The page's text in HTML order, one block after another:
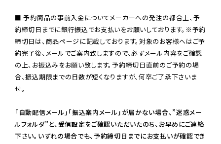
■ 予約商品の事前入金についてメーカーへの発注の都合上、予
約締切日までに銀行振込でお支払いをお願いしております。※予約
締切日は、商品ページに記載しております。対象のお客様へはご予
約完了後、メールでご案内致しますので、必ずメール内容をご確認
の上、お振込みをお願い致します。予約締切日直前のご予約の場
合、振込期限までの日数が短くなりますが、何卒ご了承下さいま
せ。
「自動配信メール」「振込案内メール」が届かない場合、”迷惑メー
ルフォルダ”と、受信設定をご確認いただいたのち、お早めにご連絡
下さい。いずれの場合でも、予約締切日までにお支払いが確認でき